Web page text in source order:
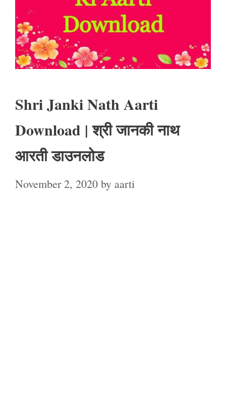
Shri Janki Nath Aarti
Download | श्री जानकी नाथ
आरती डाउनलोड
November 2, 2020 by aarti